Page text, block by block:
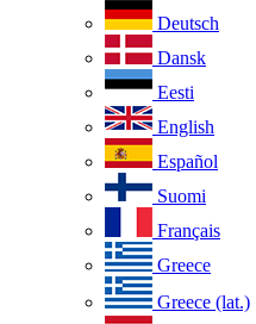
Deutsch
Dansk
Eesti
English
Español
Suomi
Français
Greece
Greece (lat.)